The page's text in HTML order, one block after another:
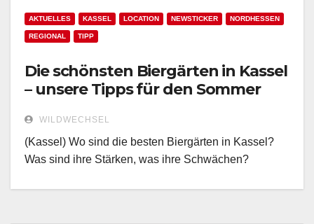
AKTUELLES KASSEL LOCATION NEWSTICKER NORDHESSEN
REGIONAL TIPP
Die schönsten Biergärten in Kassel
– unsere Tipps für den Sommer
WILDWECHSEL
(Kassel) Wo sind die besten Biergärten in Kassel?
Was sind ihre Stärken, was ihre Schwächen?